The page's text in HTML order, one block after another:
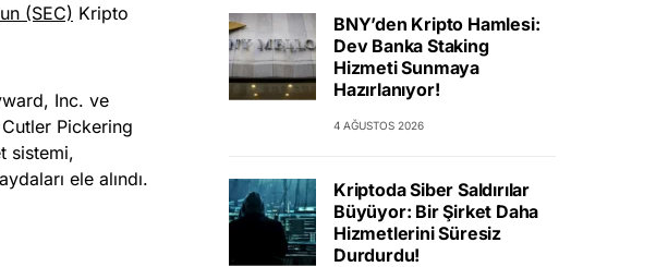
(SEC) Kripto
Inc. ve
Pickering
sistemi,
ele alındı.
BNY’den Kripto Hamlesi:
Dev Banka Staking
Hizmeti Sunmaya
Hazırlanıyor!
4 AĞUSTOS 2026
Kriptoda Siber Saldırılar
Büyüyor: Bir Şirket Daha
Hizmetlerini Süresiz
Durdurdu!